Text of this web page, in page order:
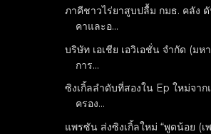
ภาคีชาวไร่ยาสูบปลื้ม กมธ. คลัง
คาและอ...
บริษัท เอเชีย เอวิเอชั่น จำกัด (มห
การ...
ซิงเกิ้ลลำดับที่สองใน Ep ใหม่จา
ครอง...
แพรซัน ส่งซิงเกิ้ลใหม่ “พูดน้อย (เ